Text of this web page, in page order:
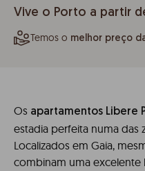
Vive o Porto a partir
Temos o melhor preço
Os apartamentos Libere
estadia perfeita numa das
Localizados em Gaia,
combinam uma excelente